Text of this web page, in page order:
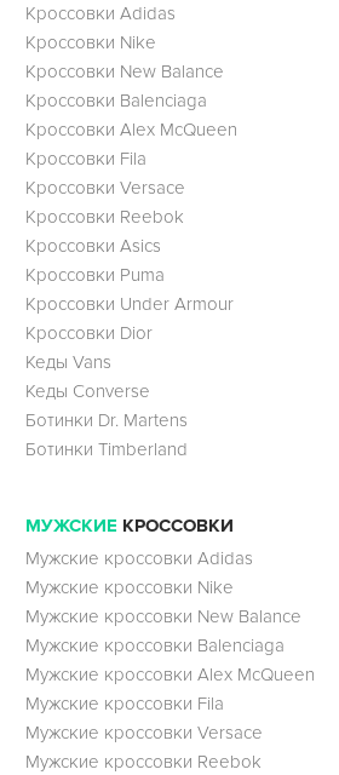
Кроссовки Adidas
Кроссовки Nike
Кроссовки New Balance
Кроссовки Balenciaga
Кроссовки Alex McQueen
Кроссовки Fila
Кроссовки Versace
Кроссовки Reebok
Кроссовки Asics
Кроссовки Puma
Кроссовки Under Armour
Кроссовки Dior
Кеды Vans
Кеды Converse
Ботинки Dr. Martens
Ботинки Timberland
МУЖСКИЕ КРОССОВКИ
Мужские кроссовки Adidas
Мужские кроссовки Nike
Мужские кроссовки New Balance
Мужские кроссовки Balenciaga
Мужские кроссовки Alex McQueen
Мужские кроссовки Fila
Мужские кроссовки Versace
Мужские кроссовки Reebok